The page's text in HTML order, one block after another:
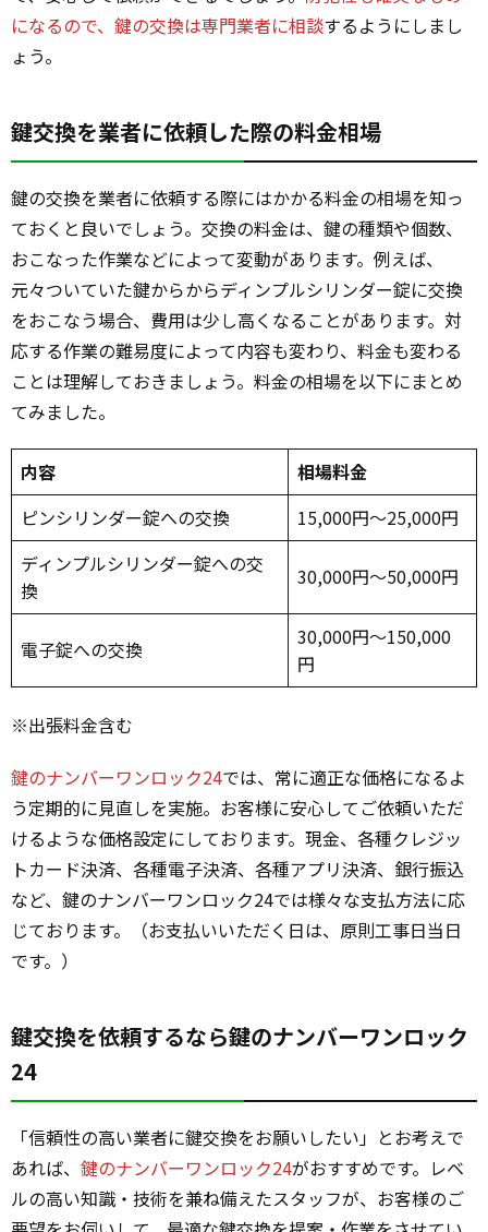
になるので、鍵の交換は専門業者に相談するようにしまし
ょう。
鍵交換を業者に依頼した際の料金相場
鍵の交換を業者に依頼する際にはかかる料金の相場を知っ
ておくと良いでしょう。交換の料金は、鍵の種類や個数、
おこなった作業などによって変動があります。例えば、
元々ついていた鍵からからディンプルシリンダー錠に交換
をおこなう場合、費用は少し高くなることがあります。対
応する作業の難易度によって内容も変わり、料金も変わる
ことは理解しておきましょう。料金の相場を以下にまとめ
てみました。
内容
相場料金
ピンシリンダー錠への交換
15,000円～25,000円
ディンプルシリンダー錠への交
換
30,000円～50,000円
電子錠への交換
30,000円～150,000
円
※出張料金含む
鍵のナンバーワンロック24では、常に適正な価格になるよ
う定期的に見直しを実施。お客様に安心してご依頼いただ
けるような価格設定にしております。現金、各種クレジッ
トカード決済、各種電子決済、各種アプリ決済、銀行振込
など、鍵のナンバーワンロック24では様々な支払方法に応
じております。（お支払いいただく日は、原則工事日当日
です。）
鍵交換を依頼するなら鍵のナンバーワンロック
24
「信頼性の高い業者に鍵交換をお願いしたい」とお考えで
あれば、 鍵のナンバーワンロック24がおすすめです。レベ
ルの高い知識・技術を兼ね備えたスタッフが、お客様のご